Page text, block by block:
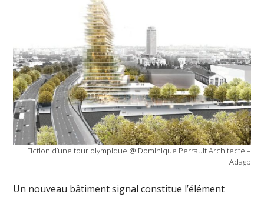
Fiction d’une tour olympique @ Dominique Perrault Architecte –
Adagp
Un nouveau bâtiment signal constitue l’élément